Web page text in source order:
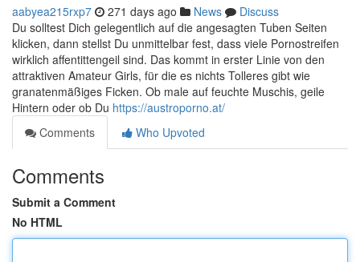
aabyea215rxp7 271 days ago News
Discuss
Du solltest Dich gelegentlich auf die angesagten Tuben Seiten
klicken, dann stellst Du unmittelbar fest, dass viele Pornostreifen
wirklich affentittengeil sind. Das kommt in erster Linie von den
attraktiven Amateur Girls, für die es nichts Tolleres gibt wie
granatenmäßiges Ficken. Ob male auf feuchte Muschis, geile
Hintern oder ob Du https://austroporno.at/
Comments
Who Upvoted
Comments
Submit a Comment
No HTML